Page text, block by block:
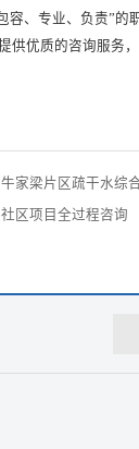
容、专业、负责”
供优质的咨询服务
家梁片区疏干水综
区项目全过程咨询